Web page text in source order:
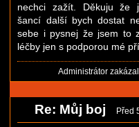
nechci zažít. Děkuju že
šancí další bych dostat
sebe i pysnej že jsem to
léčby jen s podporou mé
Administrátor
Re: Můj boj Před